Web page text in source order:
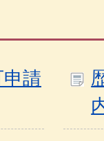
請